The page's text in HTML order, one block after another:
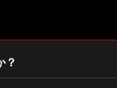
？